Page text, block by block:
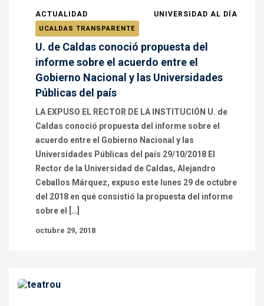
ACTUALIDAD UNIVERSIDAD AL DÍA
UCALDAS TRANSPARENTE
U. de Caldas conoció propuesta del
informe sobre el acuerdo entre el
Gobierno Nacional y las Universidades
Públicas del país
LA EXPUSO EL RECTOR DE LA INSTITUCIÓN U. de
Caldas conoció propuesta del informe sobre el
acuerdo entre el Gobierno Nacional y las
Universidades Públicas del país 29/10/2018 El
Rector de la Universidad de Caldas, Alejandro
Ceballos Márquez, expuso este lunes 29 de octubre
del 2018 en qué consistió la propuesta del informe
sobre el […]
octubre 29, 2018